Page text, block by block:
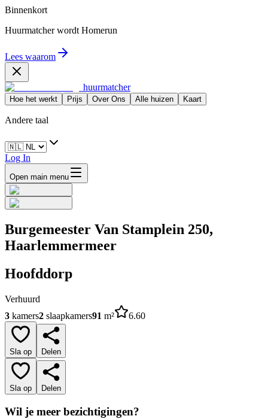
Binnenkort
Huurmatcher wordt Homerun
Lees waarom
huurmatcher
Hoe het werkt Prijs Over Ons Alle huizen Kaart
Andere taal
Log In
Open main menu
Burgemeester Van Stamplein 250,
Haarlemmermeer
Hoofddorp
Verhuurd
3 kamers2 slaapkamers91 m² 6.60
Sla op Delen
Sla op Delen
Wil je meer bezichtigingen?